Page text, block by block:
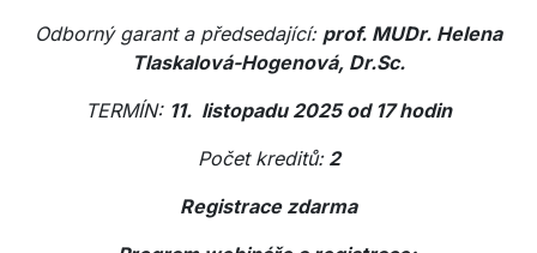
Odborný garant a předsedající: prof. MUDr. Helena
Tlaskalová-Hogenová, Dr.Sc.
TERMÍN: 11. listopadu 2025 od 17 hodin
Počet kreditů:2
Registrace zdarma